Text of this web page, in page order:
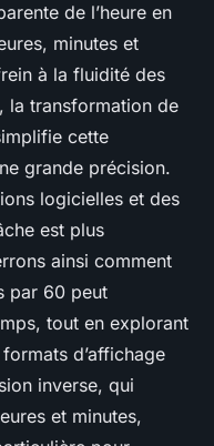
de l’heure en
minutes et
à la fluidité des
la transformation de
cette
grande précision.
logicielles et des
est plus
ainsi comment
par 60 peut
tout en explorant
d’affichage
inverse, qui
et minutes,